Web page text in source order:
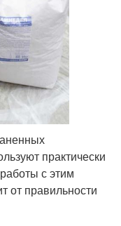
практически
с этим
от правильности